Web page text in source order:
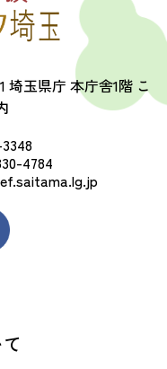
玉県庁 本庁舎1階 こ
4784